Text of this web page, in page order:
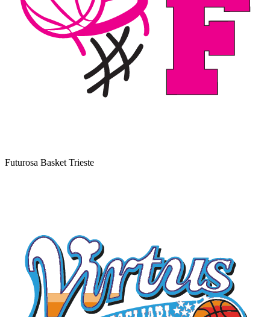
Futurosa Basket Trieste